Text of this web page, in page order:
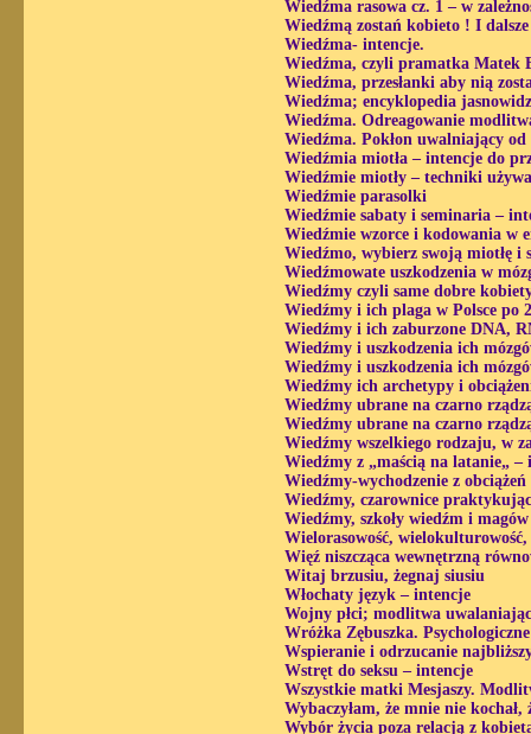
Wiedźma rasowa cz. 1 – w
Wiedźmą zostań kobieto ! I
Wiedźma- intencje.
Wiedźma, czyli pramatka Matek
Wiedźma, przesłanki aby nią
Wiedźma; encyklopedia
Wiedźma. Odreagowanie
Wiedźma. Pokłon uwalniający
Wiedźmia miotła – intencje do
Wiedźmie miotły – techniki
Wiedźmie parasolki
Wiedźmie sabaty i seminaria –
Wiedźmie wzorce i kodowania w
Wiedźmo, wybierz swoją miotłę
Wiedźmowate uszkodzenia w
Wiedźmy czyli same dobre
Wiedźmy i ich plaga w Polsce po
Wiedźmy i ich zaburzone DNA,
Wiedźmy i uszkodzenia ich
Wiedźmy i uszkodzenia ich
Wiedźmy ich archetypy i
Wiedźmy ubrane na czarno
Wiedźmy ubrane na czarno
Wiedźmy wszelkiego rodzaju, w
Wiedźmy z „maścią na latanie„
Wiedźmy-wychodzenie z
Wiedźmy, czarownice
Wiedźmy, szkoły wiedźm i
Wielorasowość,
Więź niszcząca wewnętrzną
Witaj brzusiu, żegnaj siusiu
Włochaty język – intencje
Wojny płci; modlitwa
Wróżka Zębuszka.
Wspieranie i odrzucanie
Wstręt do seksu – intencje
Wszystkie matki Mesjaszy.
Wybaczyłam, że mnie nie
Wybór życia poza relacją z